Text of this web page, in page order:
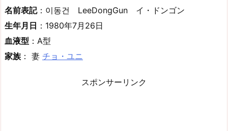
名前表記：이동건 LeeDongGun イ・ドンゴン
生年月日 ：1980年7月26日
血液型 ：A型
家族 ： 妻 チョ・ユニ
スポンサーリンク